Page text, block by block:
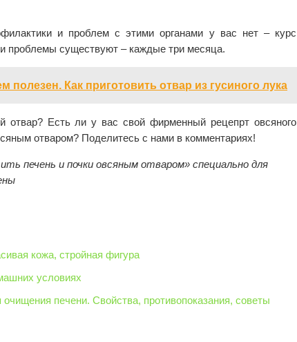
и проблем с этими органами у вас нет – курс
проблемы существуют – каждые три месяца.
полезен. Как приготовить отвар из гусиного лука
отвар? Есть ли у вас свой фирменный рецепрт овсяного
отваром? Поделитесь с нами в комментариях!
печень и почки овсяным отваром» специально для
кожа, стройная фигура
условиях
печени. Свойства, противопоказания, советы